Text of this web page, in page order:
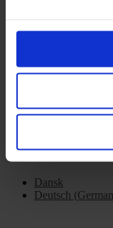
Mandag –
Copyright © 2022.
Dansk
Deutsch (German